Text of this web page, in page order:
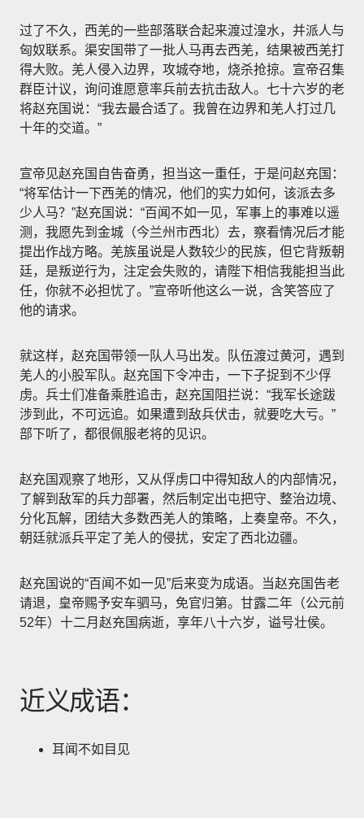
过了不久，西羌的一些部落联合起来渡过湟水，并派人与
匈奴联系。渠安国带了一批人马再去西羌，结果被西羌打
得大败。羌人侵入边界，攻城夺地，烧杀抢掠。宣帝召集
群臣计议，询问谁愿意率兵前去抗击敌人。七十六岁的老
将赵充国说：“我去最合适了。我曾在边界和羌人打过几
十年的交道。”
宣帝见赵充国自告奋勇，担当这一重任，于是问赵充国：
“将军估计一下西羌的情况，他们的实力如何，该派去多
少人马？”赵充国说：“百闻不如一见，军事上的事难以遥
测，我愿先到金城（今兰州市西北）去，察看情况后才能
提出作战方略。羌族虽说是人数较少的民族，但它背叛朝
廷，是叛逆行为，注定会失败的，请陛下相信我能担当此
任，你就不必担忧了。”宣帝听他这么一说，含笑答应了
他的请求。
就这样，赵充国带领一队人马出发。队伍渡过黄河，遇到
羌人的小股军队。赵充国下令冲击，一下子捉到不少俘
虏。兵士们准备乘胜追击，赵充国阻拦说：“我军长途跋
涉到此，不可远追。如果遭到敌兵伏击，就要吃大亏。”
部下听了，都很佩服老将的见识。
赵充国观察了地形，又从俘虏口中得知敌人的内部情况，
了解到敌军的兵力部署，然后制定出屯把守、整治边境、
分化瓦解，团结大多数西羌人的策略，上奏皇帝。不久，
朝廷就派兵平定了羌人的侵扰，安定了西北边疆。
赵充国说的“百闻不如一见”后来变为成语。当赵充国告老
请退，皇帝赐予安车驷马，免官归第。甘露二年（公元前
52年）十二月赵充国病逝，享年八十六岁，谥号壮侯。
近义成语：
耳闻不如目见